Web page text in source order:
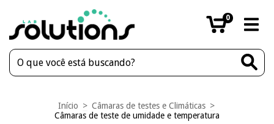
0
Início > Câmaras de testes e Climáticas >
Câmaras de teste de umidade e temperatura